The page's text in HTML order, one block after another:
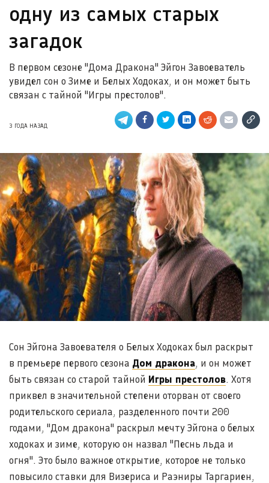
одну из самых старых
загадок
В первом сезоне "Дома Дракона" Эйгон Завоеватель
увидел сон о Зиме и Белых Ходоках, и он может быть
связан с тайной "Игры престолов".
3 ГОДА НАЗАД
Сон Эйгона Завоевателя о Белых Ходоках был раскрыт
в премьере первого сезона Дом дракона, и он может
быть связан со старой тайной Игры престолов. Хотя
приквел в значительной степени оторван от своего
родительского сериала, разделенного почти 200
годами, "Дом дракона" раскрыл мечту Эйгона о белых
ходоках и зиме, которую он назвал "Песнь льда и
огня". Это было важное открытие, которое не только
повысило ставки для Визериса и Раэниры Таргариен,